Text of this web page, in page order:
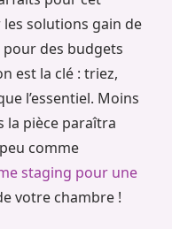
solutions gain de
pour des budgets
est la clé : triez,
l’essentiel. Moins
la pièce paraîtra
comme
staging pour une
votre chambre !